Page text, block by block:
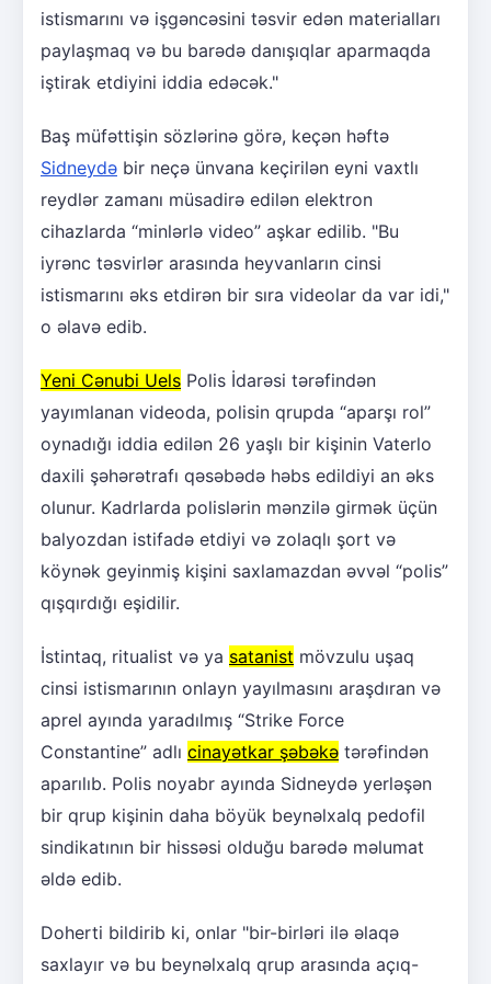
istismarını və işgəncəsini təsvir edən materialları
paylaşmaq və bu barədə danışıqlar aparmaqda
iştirak etdiyini iddia edəcək."
Baş müfəttişin sözlərinə görə, keçən həftə
Sidneydə bir neçə ünvana keçirilən eyni vaxtlı
reydlər zamanı müsadirə edilən elektron
cihazlarda “minlərlə video” aşkar edilib. "Bu
iyrənc təsvirlər arasında heyvanların cinsi
istismarını əks etdirən bir sıra videolar da var idi,"
o əlavə edib.
Yeni Cənubi Uels Polis İdarəsi tərəfindən
yayımlanan videoda, polisin qrupda “aparşı rol”
oynadığı iddia edilən 26 yaşlı bir kişinin Vaterlo
daxili şəhərətrafı qəsəbədə həbs edildiyi an əks
olunur. Kadrlarda polislərin mənzilə girmək üçün
balyozdan istifadə etdiyi və zolaqlı şort və
köynək geyinmiş kişini saxlamazdan əvvəl “polis”
qışqırdığı eşidilir.
İstintaq, ritualist və ya satanist mövzulu uşaq
cinsi istismarının onlayn yayılmasını araşdıran və
aprel ayında yaradılmış “Strike Force
Constantine” adlı cinayətkar şəbəkə tərəfindən
aparılıb. Polis noyabr ayında Sidneydə yerləşən
bir qrup kişinin daha böyük beynəlxalq pedofil
sindikatının bir hissəsi olduğu barədə məlumat
əldə edib.
Doherti bildirib ki, onlar "bir-birləri ilə əlaqə
saxlayır və bu beynəlxalq qrup arasında açıq-